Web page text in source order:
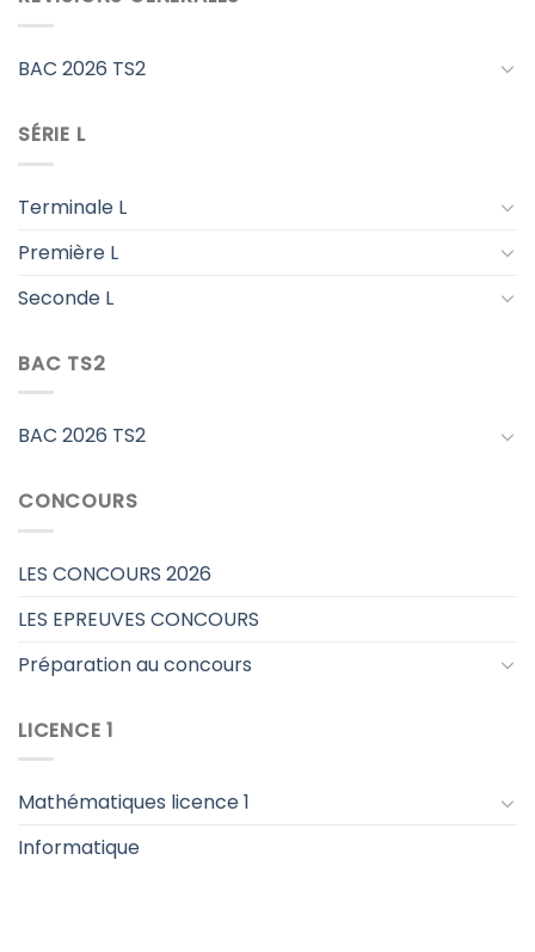
BAC 2026 TS2
SÉRIE L
Terminale L
Première L
Seconde L
BAC TS2
BAC 2026 TS2
CONCOURS
LES CONCOURS 2026
LES EPREUVES CONCOURS
Préparation au concours
LICENCE 1
Mathématiques licence 1
Informatique